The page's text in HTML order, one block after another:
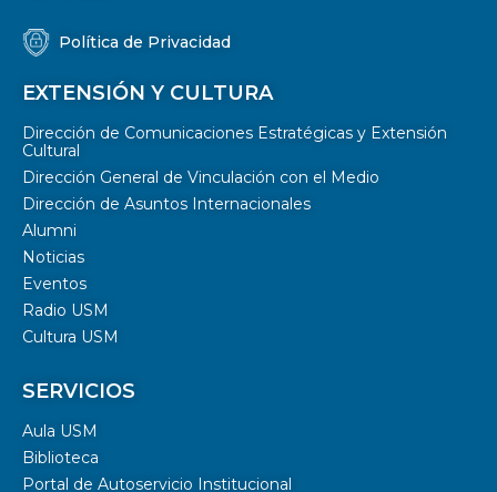
Política de Privacidad
EXTENSIÓN Y CULTURA
Dirección de Comunicaciones Estratégicas y Extensión
Cultural
Dirección General de Vinculación con el Medio
Dirección de Asuntos Internacionales
Alumni
Noticias
Eventos
Radio USM
Cultura USM
SERVICIOS
Aula USM
Biblioteca
Portal de Autoservicio Institucional